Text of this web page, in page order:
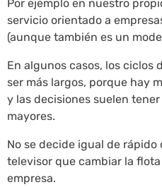
Por ejemplo en nuestro
servicio orientado a
(aunque también es un
En algunos casos, los ciclos
ser más largos, porque hay
y las decisiones suelen
mayores.
No se decide igual de
televisor que cambiar la
empresa.